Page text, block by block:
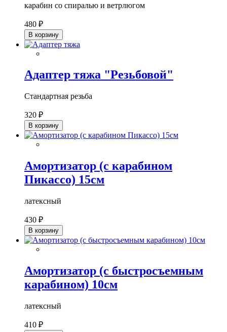
карабин со спиралью и ветрлюгом
480 ₽
В корзину
Адаптер тяжа "Резьбовой"
Стандартная резьба
320 ₽
В корзину
Амортизатор (с карабином
Пикассо) 15см
латексный
430 ₽
В корзину
Амортизатор (с быстросъемным
карабином) 10см
латексный
410 ₽